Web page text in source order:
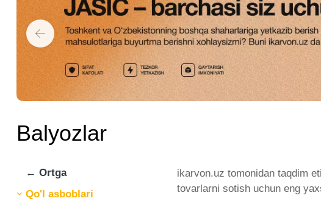
Balyozlar
← Ortga
Qo'l asboblari
ikarvon.uz tomonidan taqdim
tovarlarni sotish uchun eng